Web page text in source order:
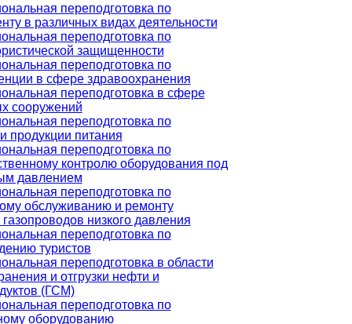
переподготовка по
в различных видах деятельности
переподготовка по
защищенности
переподготовка по
в сфере здравоохранения
переподготовка в сфере
сооружений
переподготовка по
продукции питания
переподготовка по
контролю оборудования под
давлением
переподготовка по
обслуживанию и ремонту
низкого давления
переподготовка по
туристов
переподготовка в области
и отгрузки нефти и
(ГСМ)
переподготовка по
оборудованию